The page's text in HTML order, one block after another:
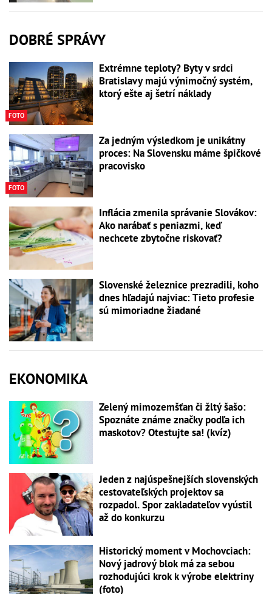
DOBRÉ SPRÁVY
FOTO
Extrémne teploty? Byty v srdci
Bratislavy majú výnimočný systém,
ktorý ešte aj šetrí náklady
FOTO
Za jedným výsledkom je unikátny
proces: Na Slovensku máme špičkové
pracovisko
Inflácia zmenila správanie Slovákov:
Ako narábať s peniazmi, keď
nechcete zbytočne riskovať?
Slovenské železnice prezradili, koho
dnes hľadajú najviac: Tieto profesie
sú mimoriadne žiadané
EKONOMIKA
Zelený mimozemšťan či žltý šašo:
Spoznáte známe značky podľa ich
maskotov? Otestujte sa! (kvíz)
Jeden z najúspešnejších slovenských
cestovateľských projektov sa
rozpadol. Spor zakladateľov vyústil
až do konkurzu
Historický moment v Mochovciach:
Nový jadrový blok má za sebou
rozhodujúci krok k výrobe elektriny
(foto)